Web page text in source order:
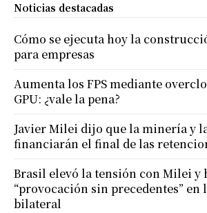
Noticias destacadas
Cómo se ejecuta hoy la
para empresas
Aumenta los FPS mediante
GPU: ¿vale la pena?
Javier Milei dijo que la minería y
financiarán el final de las
Brasil elevó la tensión con Milei y
“provocación sin precedentes” en
bilateral